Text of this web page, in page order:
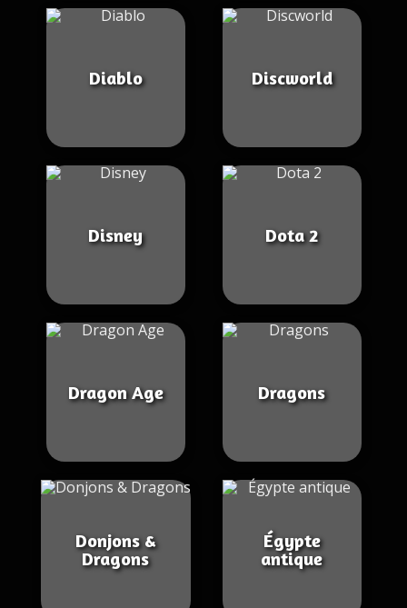
Diablo Discworld
Disney Dota 2
Dragon Age Dragons
Donjons &
Dragons
Égypte
antique